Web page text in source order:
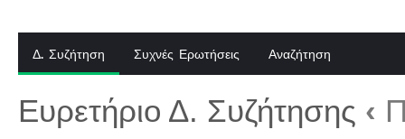
Δ. Συζήτηση Συχνές Ερωτήσεις Αναζήτηση
Ευρετήριο Δ. Συζήτησης ‹